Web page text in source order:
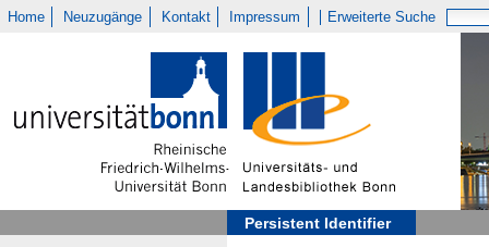
Home Neuzugänge Kontakt Impressum Erweiterte Suche
Persistent Identifier